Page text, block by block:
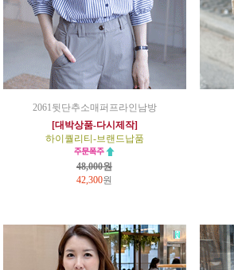
2061뒷단추소매퍼프라인남방
[대박상품-다시제작]
하이퀄리티-브랜드납품
48,000원
42,300원